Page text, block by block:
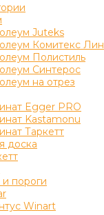
Juteks
Комитекс Лин
Полистиль
Синтерос
на отрез
Egger PRO
Kastamonu
Таркетт
доска
пороги
Winart